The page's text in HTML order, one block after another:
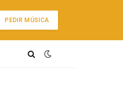
PEDIR MÚSICA